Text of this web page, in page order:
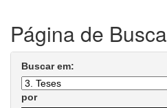
Página de Busca
Buscar em:
por